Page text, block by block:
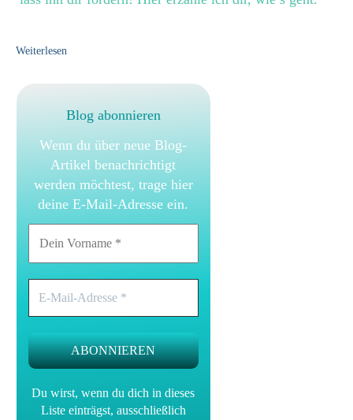
Weiterlesen
Blog abonnieren
Wenn du über neue Blog-
Artikel benachrichtigt
werden möchtest, trage hier
deine E-Mail-Adresse ein.
Du wirst, wenn du dich in dieses
Liste einträgst, ausschließlich